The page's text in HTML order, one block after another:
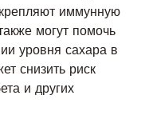
иммунную
могут помочь
уровня сахара в
снизить риск
и других